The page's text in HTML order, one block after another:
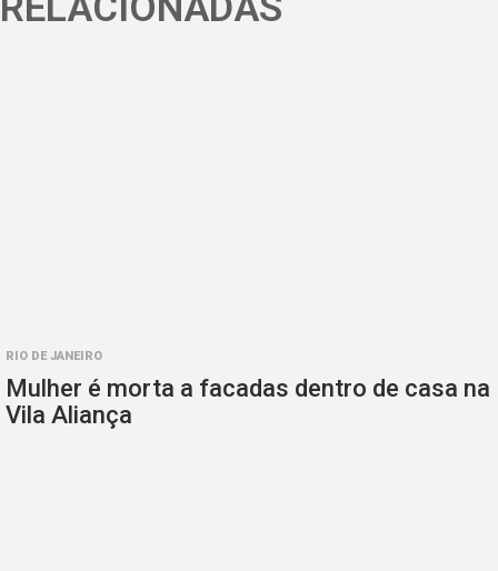
RIO DE JANEIRO
Mulher é morta a facadas dentro de casa na
Vila Aliança